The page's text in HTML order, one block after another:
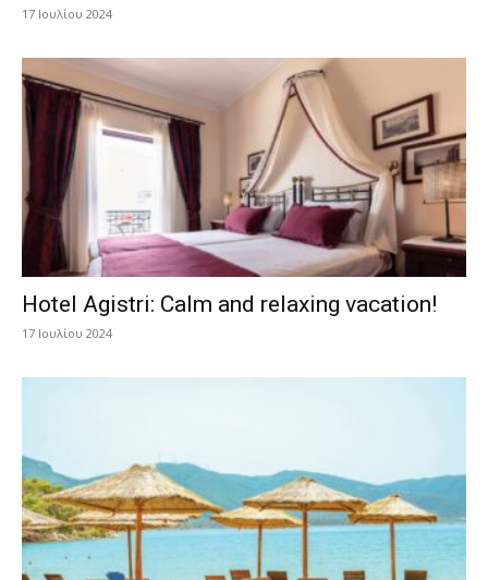
17 Ιουλίου 2024
Hotel Agistri: Calm and relaxing vacation!
17 Ιουλίου 2024